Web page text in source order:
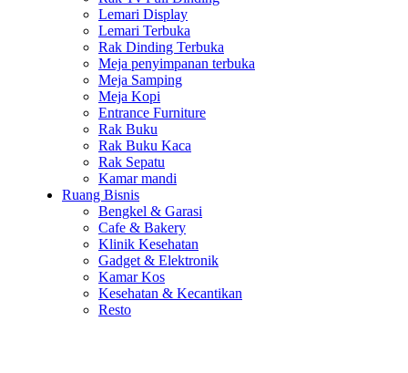
Lemari Display
Lemari Terbuka
Rak Dinding Terbuka
Meja penyimpanan terbuka
Meja Samping
Meja Kopi
Entrance Furniture
Rak Buku
Rak Buku Kaca
Rak Sepatu
Kamar mandi
Ruang Bisnis
Bengkel & Garasi
Cafe & Bakery
Klinik Kesehatan
Gadget & Elektronik
Kamar Kos
Kesehatan & Kecantikan
Resto